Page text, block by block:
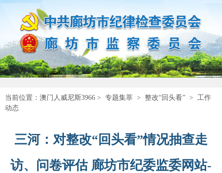
当前位置： 澳门人威尼斯3966 > 专题集萃 > 整改“回头看” > 工作
动态
三河：对整改“回头看”情况抽查走
访、问卷评估 廊坊市纪委监委网站-